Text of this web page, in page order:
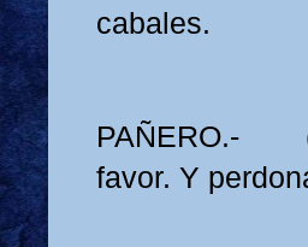
cabales.
PAÑERO.-
favor. Y